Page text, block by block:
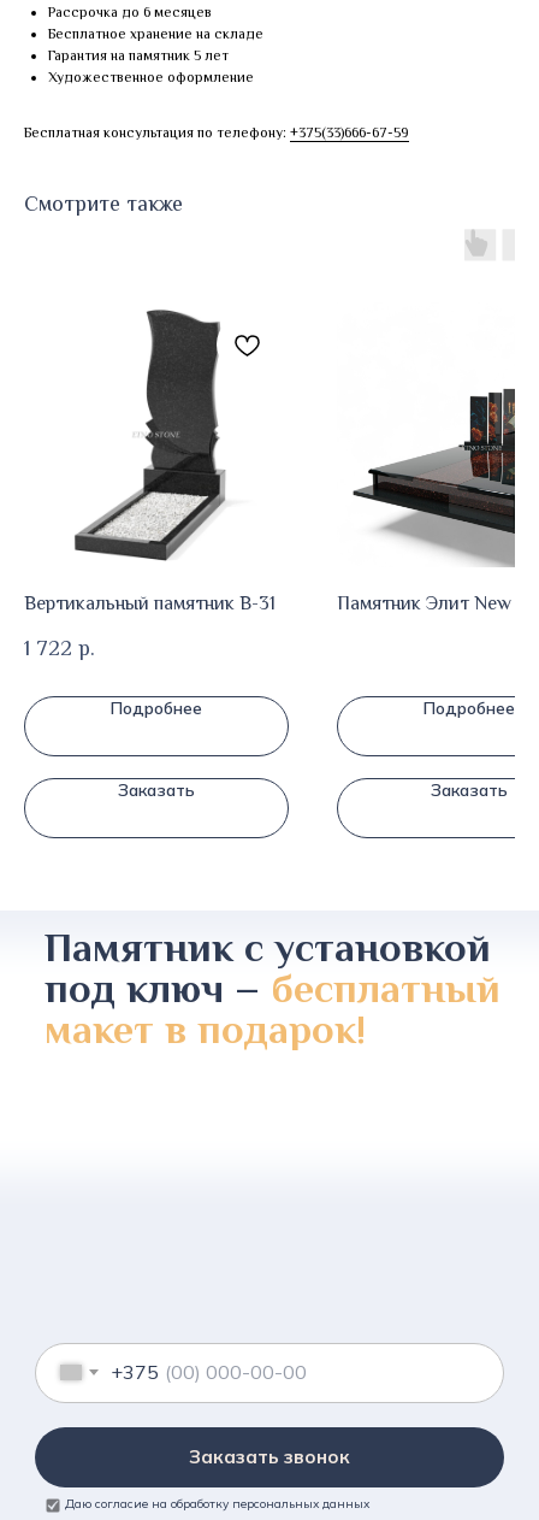
Рассрочка до 6 месяцев
Бесплатное хранение на складе
Гарантия на памятник 5 лет
Художественное оформление
Бесплатная консультация по телефону: +375(33)666-67-59
Смотрите также
Вертикальный памятник В-31
1 722 р.
Подробнее
Заказать
Памятник Элит New
Подробнее
Заказать
Памятник с установкой
под ключ – бесплатный
макет в подарок!
+375
Заказать звонок
Даю согласие на обработку персональных данных